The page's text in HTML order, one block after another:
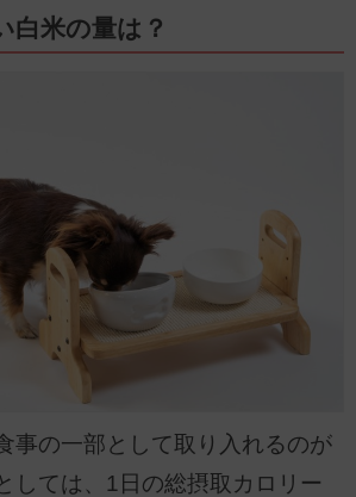
白米の量は？
事の一部として取り入れるのが
しては、1日の総摂取カロリー